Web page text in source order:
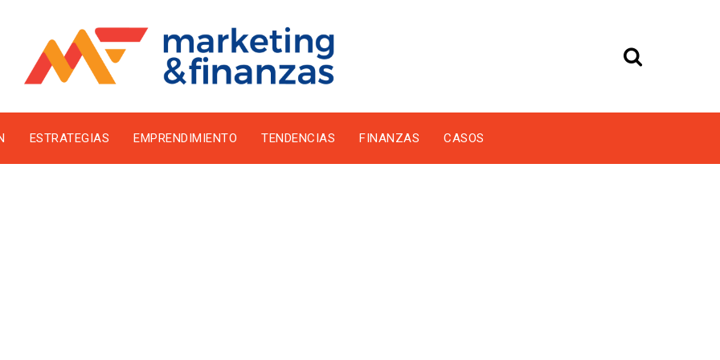
ESTRATEGIAS EMPRENDIMIENTO TENDENCIAS FINANZAS CASOS